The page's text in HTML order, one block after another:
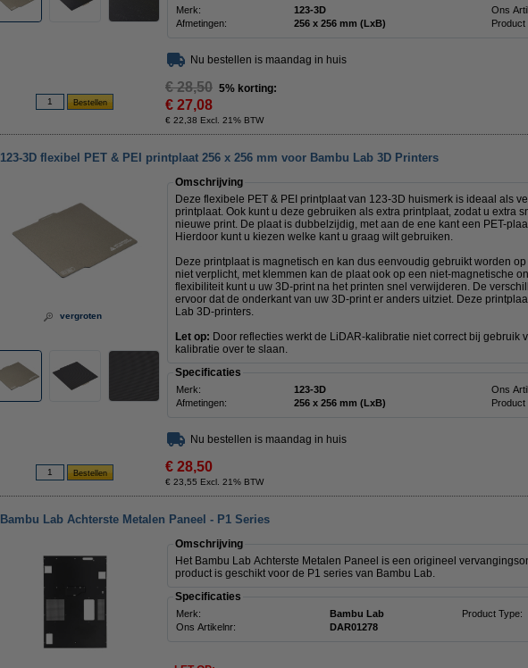
Merk: 123-3D Ons
Afmetingen:
256 x 256 mm (LxB) Product
Nu bestellen is maandag in huis
€ 28,50 5% korting:
€ 27,08
€ 22,38 Excl. 21% BTW
123-3D flexibel PET & PEI printplaat 256 x 256 mm voor Bambu Lab 3D Printers
vergroten
Omschrijving
Deze flexibele PET & PEI printplaat van 123-3D huismerk is ideaal als
printplaat. Ook kunt u deze gebruiken als extra printplaat, zodat u extra
nieuwe print. De plaat is dubbelzijdig, met aan de ene kant een PET-
Hierdoor kunt u kiezen welke kant u graag wilt gebruiken.
Deze printplaat is magnetisch en kan dus eenvoudig gebruikt worden
niet verplicht, met klemmen kan de plaat ook op een niet-magnetische
flexibiliteit kunt u uw 3D-print na het printen snel verwijderen. De
ervoor dat de onderkant van uw 3D-print er anders uitziet. Deze
Lab 3D-printers.
Let op: Door reflecties werkt de LiDAR-kalibratie niet correct bij gebruik
kalibratie over te slaan.
Specificaties
Merk: 123-3D Ons
Afmetingen:
256 x 256 mm (LxB) Product
Nu bestellen is maandag in huis
€ 28,50
€ 23,55 Excl. 21% BTW
Bambu Lab Achterste Metalen Paneel - P1 Series
Omschrijving
Het Bambu Lab Achterste Metalen Paneel is een origineel
product is geschikt voor de P1 series van Bambu Lab.
Specificaties
Merk: Bambu Lab Product Type:
Ons Artikelnr:
DAR01278